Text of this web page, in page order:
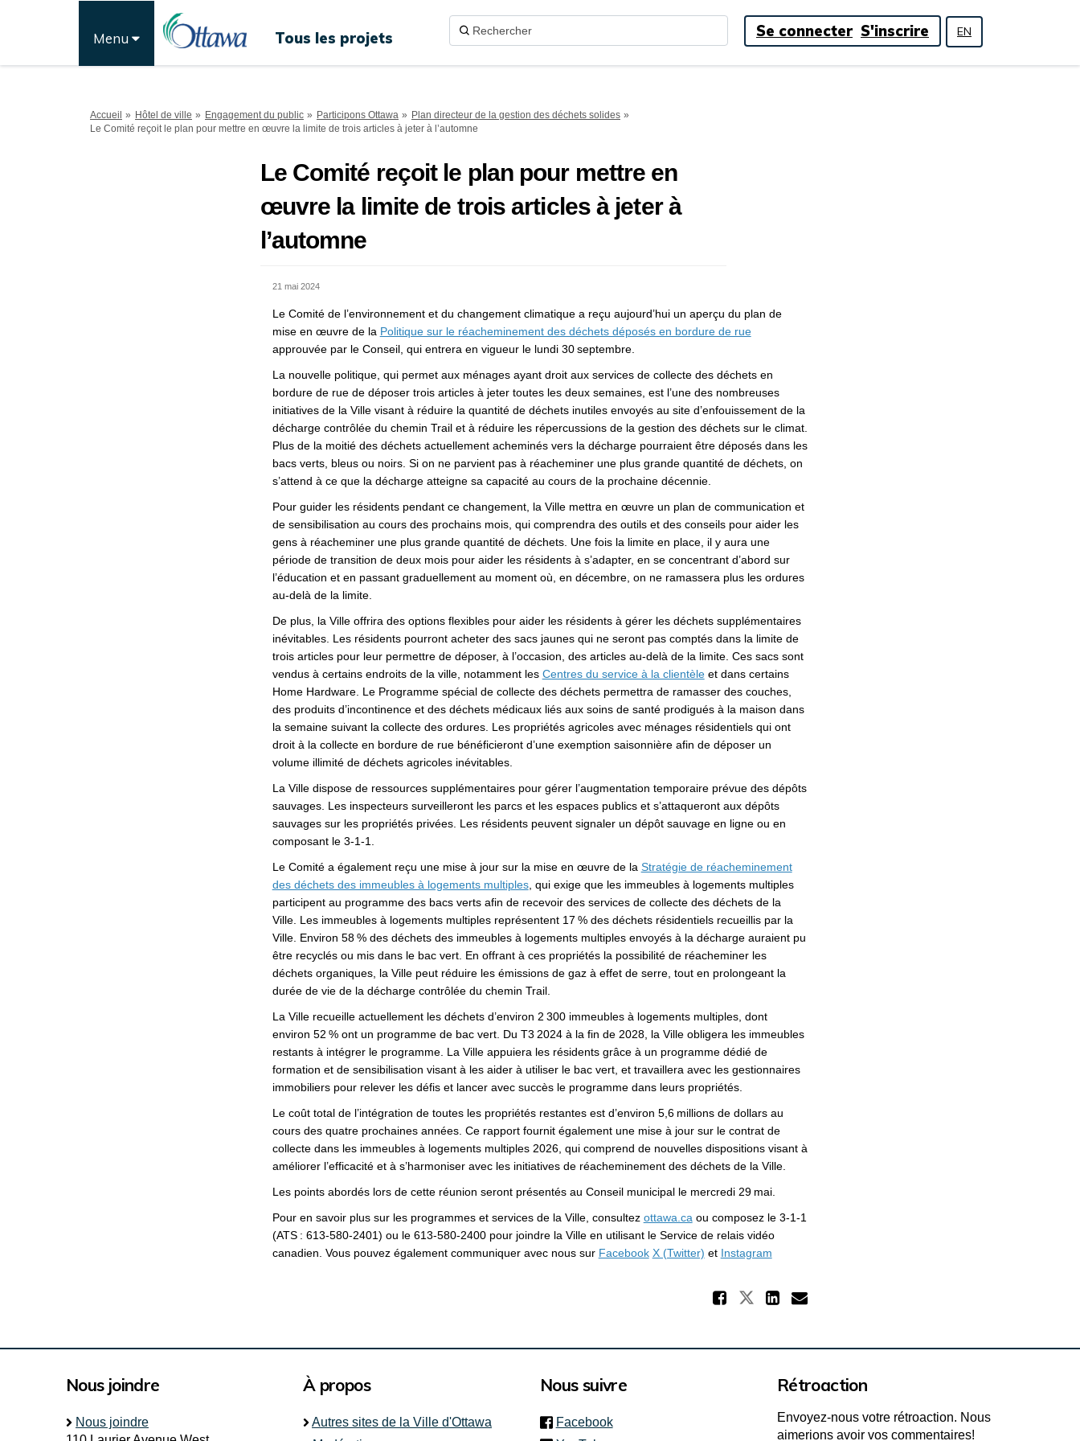
Menu EN
Tous les projets Se connecter S'inscrire
Vous êtes ici:
Accueil Hôtel de ville Engagement du public Participons Ottawa
Plan directeur de la gestion des déchets solides
Le Comité reçoit le plan pour mettre en œuvre la limite de trois articles à jeter à l’automne
Le Comité reçoit le plan pour mettre en
œuvre la limite de trois articles à jeter à
l’automne
21 mai 2024
Le Comité de l’environnement et du changement climatique a reçu aujourd’hui un aperçu du plan de
mise en œuvre de la Politique sur le réacheminement des déchets déposés en bordure de rue(Liens externes)
approuvée par le Conseil, qui entrera en vigueur le lundi 30 septembre.
La nouvelle politique, qui permet aux ménages ayant droit aux services de collecte des déchets en
bordure de rue de déposer trois articles à jeter toutes les deux semaines, est l’une des nombreuses
initiatives de la Ville visant à réduire la quantité de déchets inutiles envoyés au site d’enfouissement de la
décharge contrôlée du chemin Trail et à réduire les répercussions de la gestion des déchets sur le climat.
Plus de la moitié des déchets actuellement acheminés vers la décharge pourraient être déposés dans les
bacs verts, bleus ou noirs. Si on ne parvient pas à réacheminer une plus grande quantité de déchets, on
s’attend à ce que la décharge atteigne sa capacité au cours de la prochaine décennie.
Pour guider les résidents pendant ce changement, la Ville mettra en œuvre un plan de communication et
de sensibilisation au cours des prochains mois, qui comprendra des outils et des conseils pour aider les
gens à réacheminer une plus grande quantité de déchets. Une fois la limite en place, il y aura une
période de transition de deux mois pour aider les résidents à s’adapter, en se concentrant d’abord sur
l’éducation et en passant graduellement au moment où, en décembre, on ne ramassera plus les ordures
au-delà de la limite.
De plus, la Ville offrira des options flexibles pour aider les résidents à gérer les déchets supplémentaires
inévitables. Les résidents pourront acheter des sacs jaunes qui ne seront pas comptés dans la limite de
trois articles pour leur permettre de déposer, à l’occasion, des articles au-delà de la limite. Ces sacs sont
vendus à certains endroits de la ville, notamment les Centres du service à la clientèle(Liens externes)
et dans certains
Home Hardware. Le Programme spécial de collecte des déchets permettra de ramasser des couches,
des produits d’incontinence et des déchets médicaux liés aux soins de santé prodigués à la maison dans
la semaine suivant la collecte des ordures. Les propriétés agricoles avec ménages résidentiels qui ont
droit à la collecte en bordure de rue bénéficieront d’une exemption saisonnière afin de déposer un
volume illimité de déchets agricoles inévitables.
La Ville dispose de ressources supplémentaires pour gérer l’augmentation temporaire prévue des dépôts
sauvages. Les inspecteurs surveilleront les parcs et les espaces publics et s’attaqueront aux dépôts
sauvages sur les propriétés privées. Les résidents peuvent signaler un dépôt sauvage en ligne ou en
composant le 3-1-1.
Le Comité a également reçu une mise à jour sur la mise en œuvre de la Stratégie de réacheminement
des déchets des immeubles à logements multiples(Liens externes)
, qui exige que les immeubles à logements multiples
participent au programme des bacs verts afin de recevoir des services de collecte des déchets de la
Ville. Les immeubles à logements multiples représentent 17 % des déchets résidentiels recueillis par la
Ville. Environ 58 % des déchets des immeubles à logements multiples envoyés à la décharge auraient pu
être recyclés ou mis dans le bac vert. En offrant à ces propriétés la possibilité de réacheminer les
déchets organiques, la Ville peut réduire les émissions de gaz à effet de serre, tout en prolongeant la
durée de vie de la décharge contrôlée du chemin Trail.
La Ville recueille actuellement les déchets d’environ 2 300 immeubles à logements multiples, dont
environ 52 % ont un programme de bac vert. Du T3 2024 à la fin de 2028, la Ville obligera les immeubles
restants à intégrer le programme. La Ville appuiera les résidents grâce à un programme dédié de
formation et de sensibilisation visant à les aider à utiliser le bac vert, et travaillera avec les gestionnaires
immobiliers pour relever les défis et lancer avec succès le programme dans leurs propriétés.
Le coût total de l’intégration de toutes les propriétés restantes est d’environ 5,6 millions de dollars au
cours des quatre prochaines années. Ce rapport fournit également une mise à jour sur le contrat de
collecte dans les immeubles à logements multiples 2026, qui comprend de nouvelles dispositions visant à
améliorer l’efficacité et à s’harmoniser avec les initiatives de réacheminement des déchets de la Ville.
Les points abordés lors de cette réunion seront présentés au Conseil municipal le mercredi 29 mai.
Pour en savoir plus sur les programmes et services de la Ville, consultez ottawa.ca(Liens externes)
ou composez le 3-1-1
(ATS : 613-580-2401) ou le 613-580-2400 pour joindre la Ville en utilisant le Service de relais vidéo
canadien. Vous pouvez également communiquer avec nous sur Facebook(Liens externes)
X (Twitter)(Liens externes)
et Instagram(Liens externes)
Partager Le Comité reçoit le
Partager Le Comité reçoit le
Partager Le Comité reçoit
Courriel Le Comité reçoit
Nous joindre
Nous joindre
À propos
Autres sites de la Ville d'Ottawa
Nous suivre
Facebook(link is external)
Rétroaction
Envoyez-nous votre rétroaction. Nous
aimerions avoir vos commentaires!